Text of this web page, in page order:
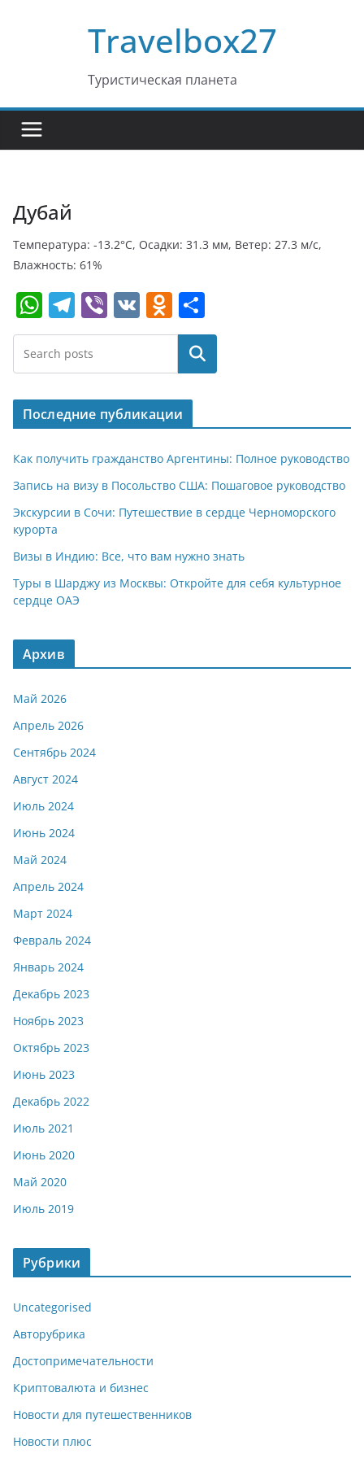
Travelbox27
Туристическая планета
Дубай
Температура: -13.2°C, Осадки: 31.3 мм, Ветер: 27.3 м/с,
Влажность: 61%
W
h
at
s
A
p
p
T
el
e
gr
a
m
Vi
b
V
K
O
d
o
kl
a
ss
ni
ki
т
п
р
в
и
т
ь
Поиск
Последние публикации
Как получить гражданство Аргентины: Полное руководство
Запись на визу в Посольство США: Пошаговое руководство
Экскурсии в Сочи: Путешествие в сердце Черноморского
курорта
Визы в Индию: Все, что вам нужно знать
Туры в Шарджу из Москвы: Откройте для себя культурное
сердце ОАЭ
Архив
Май 2026
Апрель 2026
Сентябрь 2024
Август 2024
Июль 2024
Июнь 2024
Май 2024
Апрель 2024
Март 2024
Февраль 2024
Январь 2024
Декабрь 2023
Ноябрь 2023
Октябрь 2023
Июнь 2023
Декабрь 2022
Июль 2021
Июнь 2020
Май 2020
Июль 2019
Рубрики
Uncategorised
Авторубрика
Достопримечательности
Криптовалюта и бизнес
Новости для путешественников
Новости плюс